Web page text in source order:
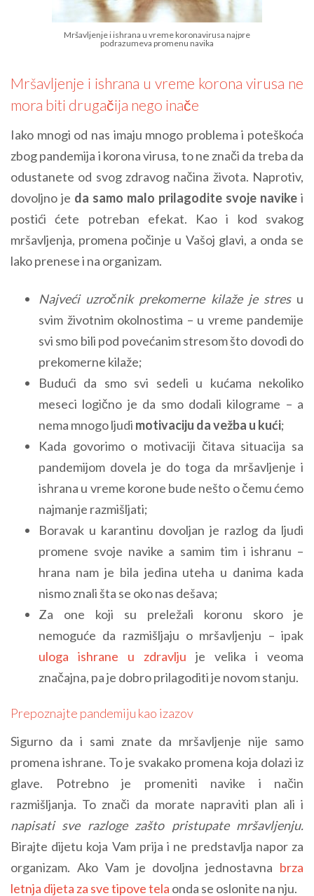
Mršavljenje i ishrana u vreme koronavirusa najpre
podrazumeva promenu navika
Mršavljenje i ishrana u vreme korona virusa ne
mora biti drugačija nego inače
Iako mnogi od nas imaju mnogo problema i poteškoća
zbog pandemija i korona virusa, to ne znači da treba da
odustanete od svog zdravog načina života. Naprotiv,
dovoljno je da samo malo prilagodite svoje navike i
postići ćete potreban efekat. Kao i kod svakog
mršavljenja, promena počinje u Vašoj glavi, a onda se
lako prenese i na organizam.
Najveći uzročnik prekomerne kilaže je stresu
svim životnim okolnostima – u vreme pandemije
svi smo bili pod povećanim stresom što dovodi do
prekomerne kilaže;
Budući da smo svi sedeli u kućama nekoliko
meseci logično je da smo dodali kilograme – a
nema mnogo ljudi motivaciju da vežba u kući;
Kada govorimo o motivaciji čitava situacija sa
pandemijom dovela je do toga da mršavljenje i
ishrana u vreme korone bude nešto o čemu ćemo
najmanje razmišljati;
Boravak u karantinu dovoljan je razlog da ljudi
promene svoje navike a samim tim i ishranu –
hrana nam je bila jedina uteha u danima kada
nismo znali šta se oko nas dešava;
Za one koji su preležali koronu skoro je
nemoguće da razmišljaju o mršavljenju – ipak
uloga ishrane u zdravlju je velika i veoma
značajna, pa je dobro prilagoditi je novom stanju.
Prepoznajte pandemiju kao izazov
Sigurno da i sami znate da mršavljenje nije samo
promena ishrane. To je svakako promena koja dolazi iz
glave. Potrebno je promeniti navike i način
razmišljanja. To znači da morate napraviti plan ali i
napisati sve razloge zašto pristupate mršavljenju.
Birajte dijetu koja Vam prija i ne predstavlja napor za
organizam. Ako Vam je dovoljna jednostavna brza
letnja dijeta za sve tipove tela onda se oslonite na nju.